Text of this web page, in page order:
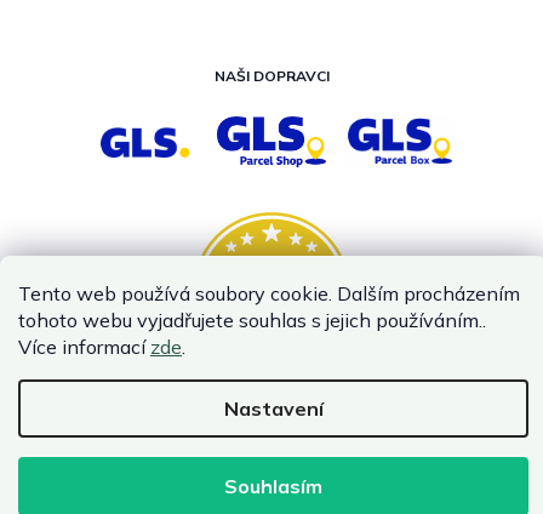
Tento web používá soubory cookie. Dalším procházením
tohoto webu vyjadřujete souhlas s jejich používáním..
Více informací zde.
Nastavení
Souhlasím
Infolinka je z technických příčin nedostupná. Kontaktujte
NAŠI DOPRAVCI
InternetovaZahrada.cz. Všechna práva vyhrazena.